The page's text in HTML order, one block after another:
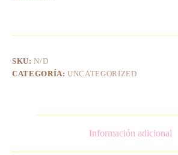
SKU:N/D
CATEGORÍA:UNCATEGORIZED
Información adicional